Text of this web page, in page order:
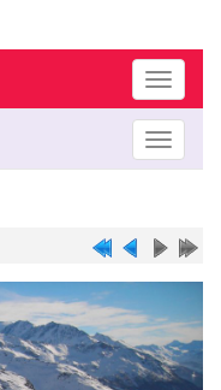
Toggle
Toggle